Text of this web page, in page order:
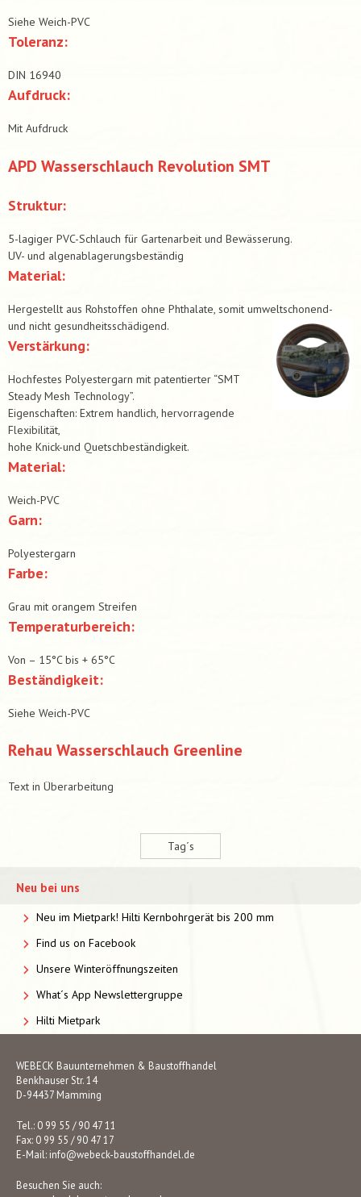
Siehe Weich-PVC
Toleranz:
DIN 16940
Aufdruck:
Mit Aufdruck
APD Wasserschlauch Revolution SMT
Struktur:
5-lagiger PVC-Schlauch für Gartenarbeit und Bewässerung.
UV- und algenablagerungsbeständig
Material:
Hergestellt aus Rohstoffen ohne Phthalate, somit umweltschonend-
und nicht gesundheitsschädigend.
Verstärkung:
Hochfestes Polyestergarn mit patentierter “SMT
Steady Mesh Technology”.
Eigenschaften: Extrem handlich, hervorragende
Flexibilität,
hohe Knick-und Quetschbeständigkeit.
Material:
Weich-PVC
Garn:
Polyestergarn
Farbe:
Grau mit orangem Streifen
Temperaturbereich:
Von – 15°C bis + 65°C
Beständigkeit:
Siehe Weich-PVC
Rehau Wasserschlauch Greenline
Text in Überarbeitung
Tag´s
Neu bei uns
Neu im Mietpark! Hilti Kernbohrgerät bis 200 mm
Find us on Facebook
Unsere Winteröffnungszeiten
What´s App Newslettergruppe
Hilti Mietpark
WEBECK Bauunternehmen & Baustoffhandel
Benkhauser Str. 14
D-94437 Mamming
Tel.: 0 99 55 / 90 47 11
Fax: 0 99 55 / 90 47 17
E-Mail: info@webeck-baustoffhandel.de
Besuchen Sie auch: